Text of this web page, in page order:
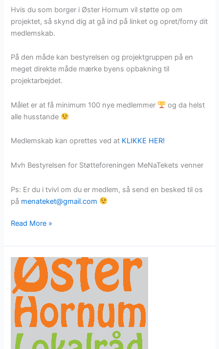
Hvis du som borger i Øster Hornum vil støtte op om
projektet, så skynd dig at gå ind på linket og opret/forny dit
medlemskab.
På den måde kan bestyrelsen og projektgruppen på en
meget direkte måde mærke byens opbakning til
projektarbejdet.
Målet er at få minimum 100 nye medlemmer
og da helst
alle husstande
Medlemskab kan oprettes ved at KLIKKE HER!
Mvh Bestyrelsen for Støtteforeningen MeNaTekets venner
Ps: Er du i tvivl om du er medlem, så send en besked til os
på menateket@gmail.com
Støtteforeningen
venner
–
er
du
medlem?
Read More »